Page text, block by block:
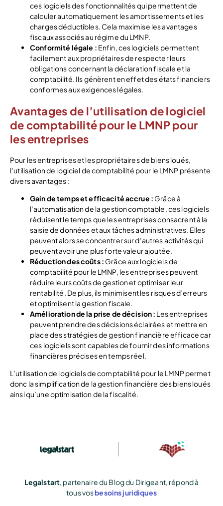
ces logiciels des fonctionnalités qui permettent de
calculer automatiquement les amortissements et les
charges déductibles. Cela maximise les avantages
fiscaux associés au régime du LMNP.
Conformité légale : Enfin, ces logiciels permettent
facilement aux propriétaires de respecter leurs
obligations concernant la déclaration fiscale et la
comptabilité. Ils génèrent en effet des états financiers
conformes aux exigences légales.
Avantages de l’utilisation de logiciel
de comptabilité pour le LMNP pour
les entreprises
Pour les entreprises et les propriétaires de biens loués,
l’utilisation de logiciel de comptabilité pour le LMNP présente
divers avantages :
Gain de temps et efficacité accrue : Grâce à
l’automatisation de la gestion comptable, ces logiciels
réduisent le temps que les entreprises consacrent à la
saisie de données et aux tâches administratives. Elles
peuvent alors se concentrer sur d’autres activités qui
peuvent avoir une plus forte valeur ajoutée.
Réduction des coûts : Grâce aux logiciels de
comptabilité pour le LMNP, les entreprises peuvent
réduire leurs coûts de gestion et optimiser leur
rentabilité. De plus, ils minimisent les risques d’erreurs
et optimisent la gestion fiscale.
Amélioration de la prise de décision : Les entreprises
peuvent prendre des décisions éclairées et mettre en
place des stratégies de gestion financière efficace car
ces logiciels sont capables de fournir des informations
financières précises en temps réel.
L’utilisation de logiciels de comptabilité pour le LMNP permet
donc la simplification de la gestion financière des biens loués
ainsi qu’une optimisation de la fiscalité.
Legalstart, partenaire du Blog du Dirigeant, répond à
tous vosbesoins juridiques